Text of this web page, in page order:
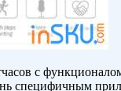
с
специфичным